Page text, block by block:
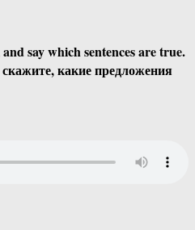
say which sentences are true.
какие предложения